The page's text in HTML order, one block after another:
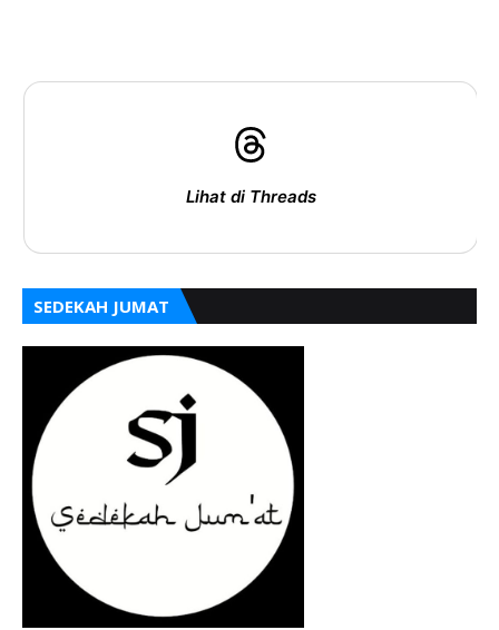
Lihat di Threads
SEDEKAH JUMAT